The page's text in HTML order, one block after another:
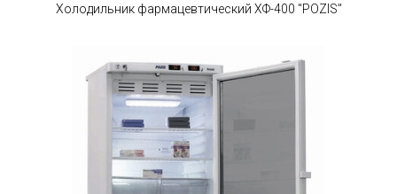
Холодильник фармацевтический ХФ-400 "POZIS"